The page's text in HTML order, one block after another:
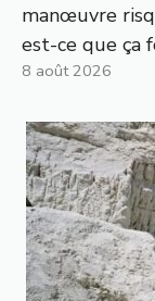
manœuvre
est-ce que ça
8 août 2026